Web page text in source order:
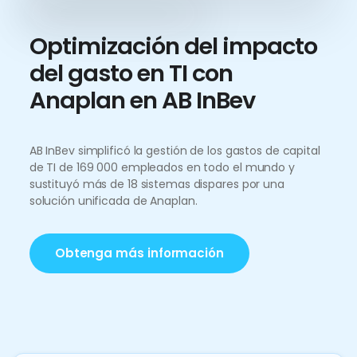
Optimización del impacto
del gasto en TI con
Anaplan en AB InBev
AB InBev simplificó la gestión de los gastos de capital
de TI de 169 000 empleados en todo el mundo y
sustituyó más de 18 sistemas dispares por una
solución unificada de Anaplan.
Obtenga más información